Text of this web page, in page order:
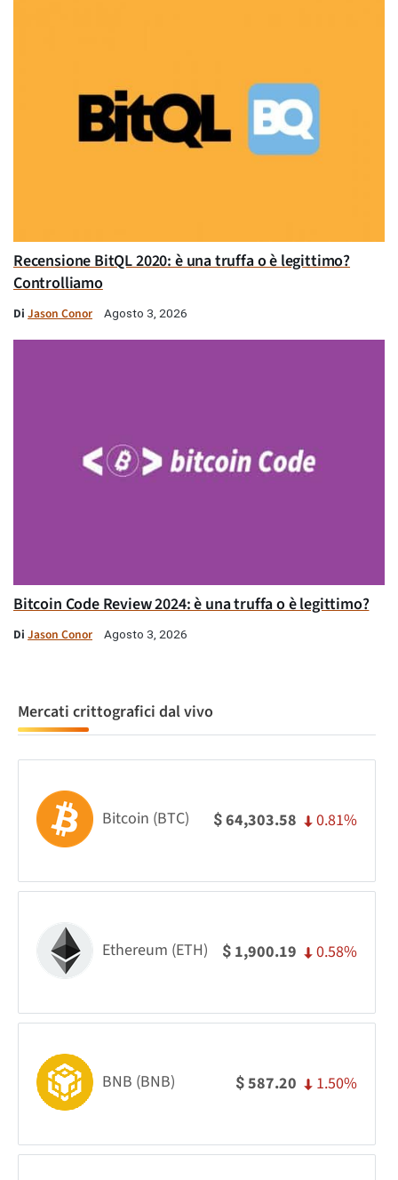
Recensione BitQL 2020: è una truffa o è legittimo?
Controlliamo
Di Jason Conor Agosto 3, 2026
Bitcoin Code Review 2024: è una truffa o è legittimo?
Di Jason Conor Agosto 3, 2026
Mercati crittografici dal vivo
Bitcoin (BTC) $64,303.58 0.81%
Ethereum (ETH) $ 1,900.19 0.58%
BNB (BNB) $587.20 1.50%